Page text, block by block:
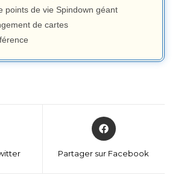
points de vie Spindown géant
de cartes
Partager sur Facebook